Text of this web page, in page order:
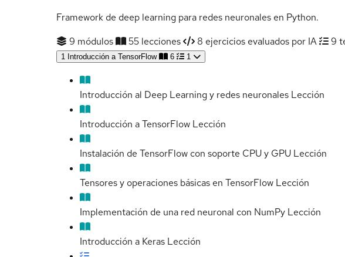
Framework de deep learning para redes neuronales en Python.
9 módulos
55 lecciones 8 ejercicios evaluados por IA 9
1 Introducción a TensorFlow 6 1
Introducción al Deep Learning y redes neuronales Lección
Introducción a TensorFlow Lección
Instalación de TensorFlow con soporte CPU y GPU Lección
Tensores y operaciones básicas en TensorFlow Lección
Implementación de una red neuronal con NumPy Lección
Introducción a Keras Lección